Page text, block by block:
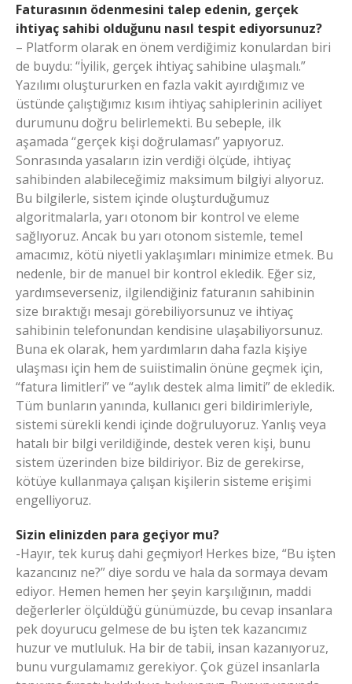
Faturasının ödenmesini talep edenin, gerçek
ihtiyaç sahibi olduğunu nasıl tespit ediyorsunuz?
– Platform olarak en önem verdiğimiz konulardan biri
de buydu: “İyilik, gerçek ihtiyaç sahibine ulaşmalı.”
Yazılımı oluştururken en fazla vakit ayırdığımız ve
üstünde çalıştığımız kısım ihtiyaç sahiplerinin aciliyet
durumunu doğru belirlemekti. Bu sebeple, ilk
aşamada “gerçek kişi doğrulaması” yapıyoruz.
Sonrasında yasaların izin verdiği ölçüde, ihtiyaç
sahibinden alabileceğimiz maksimum bilgiyi alıyoruz.
Bu bilgilerle, sistem içinde oluşturduğumuz
algoritmalarla, yarı otonom bir kontrol ve eleme
sağlıyoruz. Ancak bu yarı otonom sistemle, temel
amacımız, kötü niyetli yaklaşımları minimize etmek. Bu
nedenle, bir de manuel bir kontrol ekledik. Eğer siz,
yardımseverseniz, ilgilendiğiniz faturanın sahibinin
size bıraktığı mesajı görebiliyorsunuz ve ihtiyaç
sahibinin telefonundan kendisine ulaşabiliyorsunuz.
Buna ek olarak, hem yardımların daha fazla kişiye
ulaşması için hem de suiistimalin önüne geçmek için,
“fatura limitleri” ve “aylık destek alma limiti” de ekledik.
Tüm bunların yanında, kullanıcı geri bildirimleriyle,
sistemi sürekli kendi içinde doğruluyoruz. Yanlış veya
hatalı bir bilgi verildiğinde, destek veren kişi, bunu
sistem üzerinden bize bildiriyor. Biz de gerekirse,
kötüye kullanmaya çalışan kişilerin sisteme erişimi
engelliyoruz.
Sizin elinizden para geçiyor mu?
-Hayır, tek kuruş dahi geçmiyor! Herkes bize, “Bu işten
kazancınız ne?” diye sordu ve hala da sormaya devam
ediyor. Hemen hemen her şeyin karşılığının, maddi
değerlerler ölçüldüğü günümüzde, bu cevap insanlara
pek doyurucu gelmese de bu işten tek kazancımız
huzur ve mutluluk. Ha bir de tabii, insan kazanıyoruz,
bunu vurgulamamız gerekiyor. Çok güzel insanlarla